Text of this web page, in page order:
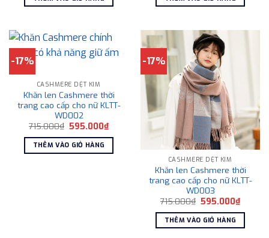
1.800.000₫.
1.250.000₫.
715.000₫.
-17%
CASHMERE DỆT KIM
Khăn len Cashmere thời
trang cao cấp cho nữ KLTT-
WD002
715.000₫ Giá
là:
715.000₫.
595.000₫Giá
tại
595.000₫.
THÊM VÀO GIỎ HÀNG
-17%
CASHMERE DỆT KIM
Khăn len Cashmere thời
trang cao cấp cho nữ KLTT-
WD003
715.000₫ Giá
là:
715.000₫.
595.000₫Giá
hiện
tại
THÊM VÀO GIỎ HÀNG